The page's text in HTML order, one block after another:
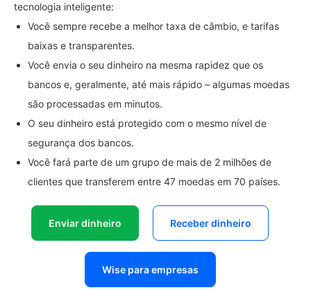
tecnologia inteligente:
Você sempre recebe a melhor taxa de câmbio, e tarifas
baixas e transparentes.
Você envia o seu dinheiro na mesma rapidez que os
bancos e, geralmente, até mais rápido – algumas moedas
são processadas em minutos.
O seu dinheiro está protegido com o mesmo nível de
segurança dos bancos.
Você fará parte de um grupo de mais de 2 milhões de
clientes que transferem entre 47 moedas em 70 países.
Enviar dinheiro Receber dinheiro
Wise para empresas